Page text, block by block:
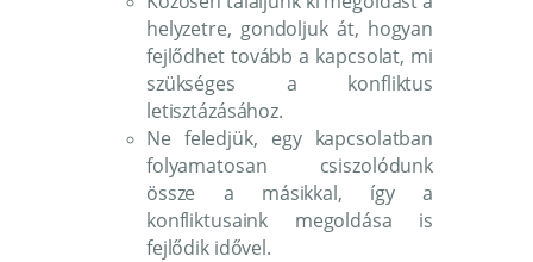
helyzetre, gondoljuk át, hogyan
fejlődhet tovább a kapcsolat, mi
szükséges a konfliktus
letisztázásához.
Ne feledjük, egy kapcsolatban
folyamatosan csiszolódunk
össze a másikkal, így a
konfliktusaink megoldása is
fejlődik idővel.